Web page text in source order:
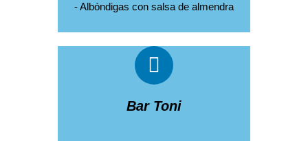
- Albóndigas con salsa de almendra
Bar Toni